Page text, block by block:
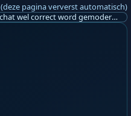
(deze pagina ververst automatisch)
Ik ben op zoek naar een helpende hand, een menselijk oog, een admin die helpt met controleren of de chat wel correct word gemodereerd word door NoMoSpam. 98% gaat automatisch goed, toch ik dit nooit helemaal loslaten en moet er altijd een mens mee blijven opletten bij elke beslissing die gemaakt word. Waar bestaan de werkzaamheden uit? Mee kijken in admin log kanaal naar alle drugs/porno/scams die voorbij komen en in het geval van een randgevalletje, ingrijpen en b.v. een verwijderd maar wel toegestaan bericht terug plaatsen met een druk op de knop. tsja zo banaal en simpel is het gesteld.. Word je hier blij van? Nee. Strookt het je ego? Nee. Word je er beter van? Nee. Kost het veel tijd? Totaal niet, consistentie en regelmaat is belangrijker dan 'er even voor kunnen gaan zitten'.. het werk is in een paar seconden gepiept.. je checkt puur of AI de juiste beslissing heeft gemaakt.. …